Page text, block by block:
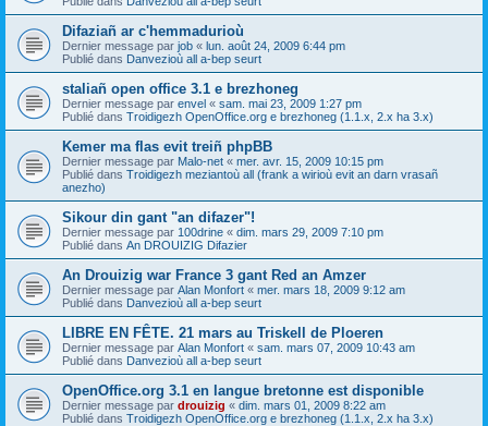
Difaziañ ar c'hemmadurioù
Dernier message par job « lun. août 24, 2009 6:44 pm
Publié dans Danvezioù all a-bep seurt
staliañ open office 3.1 e brezhoneg
Dernier message par envel « sam. mai 23, 2009 1:27 pm
Publié dans Troidigezh OpenOffice.org e brezhoneg (1.1.x, 2.x ha 3.x)
Kemer ma flas evit treiñ phpBB
Dernier message par Malo-net « mer. avr. 15, 2009 10:15 pm
Publié dans Troidigezh meziantoù all (frank a wirioù evit an darn vrasañ
anezho)
Sikour din gant "an difazer"!
Dernier message par 100drine « dim. mars 29, 2009 7:10 pm
Publié dans An DROUIZIG Difazier
An Drouizig war France 3 gant Red an Amzer
Dernier message par Alan Monfort « mer. mars 18, 2009 9:12 am
Publié dans Danvezioù all a-bep seurt
LIBRE EN FÊTE. 21 mars au Triskell de Ploeren
Dernier message par Alan Monfort « sam. mars 07, 2009 10:43 am
Publié dans Danvezioù all a-bep seurt
OpenOffice.org 3.1 en langue bretonne est disponible
Dernier message par drouizig « dim. mars 01, 2009 8:22 am
Publié dans Troidigezh OpenOffice.org e brezhoneg (1.1.x, 2.x ha 3.x)